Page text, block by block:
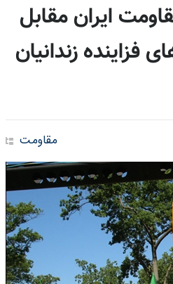
ایران مقابل
فزاینده زندانیان
مقاومت